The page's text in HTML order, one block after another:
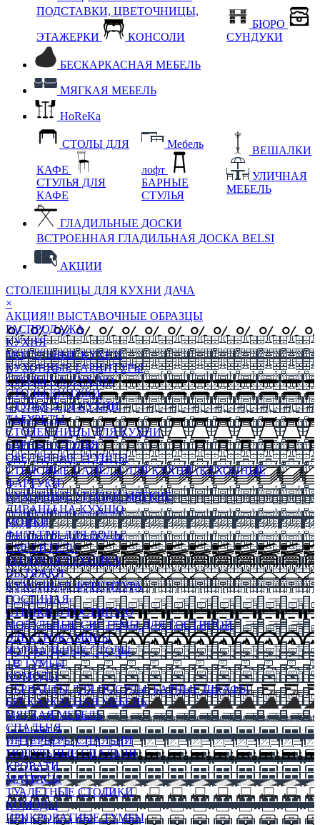
ПОДСТАВКИ, ЦВЕТОЧНИЦЫ,
ЭТАЖЕРКИ КОНСОЛИ
БЮРО
СУНДУКИ
БЕСКАРКАСНАЯ МЕБЕЛЬ
МЯГКАЯ МЕБЕЛЬ
HoReKa
СТОЛЫ ДЛЯ
КАФЕ
СТУЛЬЯ ДЛЯ
КАФЕ
Мебель
лофт
БАРНЫЕ
СТУЛЬЯ
ВЕШАЛКИ
УЛИЧНАЯ
МЕБЕЛЬ
ГЛАДИЛЬНЫЕ ДОСКИ
ВСТРОЕННАЯ ГЛАДИЛЬНАЯ ДОСКА BELSI
АКЦИИ
СТОЛЕШНИЦЫ ДЛЯ КУХНИ ДАЧА
×
АКЦИЯ!! ВЫСТАВОЧНЫЕ ОБРАЗЦЫ
РАСПРОДАЖА
КУХНЯ
МОДУЛЬНЫЕ КУХНИ
КУХОННЫЕ ГАРНИТУРЫ
СТОЛЫ НА КУХНЮ
СТОЛЫ КНИЖКИ
СТУЛЬЯ ДЛЯ КУХНИ
ТАБУРЕТЫ
СТОЛЕШНИЦЫ ДЛЯ КУХНИ
БАРНЫЕ СТУЛЬЯ
ОБЕДЕННЫЕ ГРУППЫ
СТЕНОВЫЕ ПАНЕЛИ ДЛЯ КУХНИ (КУХОННЫЕ
ФАРТУКИ)
КУХОННЫЕ УГОЛКИ МЯГКИЕ
ДИВАНЫ НА КУХНЮ
МОЙКИ
ФИЛЬТРЫ ДЛЯ ВОДЫ
СМЕСИТЕЛИ
БЫТОВАЯ ТЕХНИКА
ВЫТЯЖКИ
КУХОННАЯ ФУРНИТУРА
ГОСТИНАЯ
СТЕНКИ В ГОСТИНУЮ
МОДУЛЬНЫЕ СИСТЕМЫ ДЛЯ ГОСТИНОЙ
ЭЛЕКТРОКАМИНЫ
ЖУРНАЛЬНЫЕ СТОЛЫ
ТВ ТУМБЫ
КОМОДЫ
СЕРВАНТЫ ДЛЯ ПОСУДЫ, БАРНЫЕ ШКАФЫ
БЕСКАРКАСНАЯ МЕБЕЛЬ
МЯГКАЯ МЕБЕЛЬ
СПАЛЬНЯ
ИНТЕРЬЕРЫ СПАЛЬНИ
МОДУЛЬНЫЕ СПАЛЬНИ
КРОВАТИ
МАТРАСЫ
ТУАЛЕТНЫЕ СТОЛИКИ
КОМОДЫ
ПРИКРОВАТНЫЕ ТУМБЫ